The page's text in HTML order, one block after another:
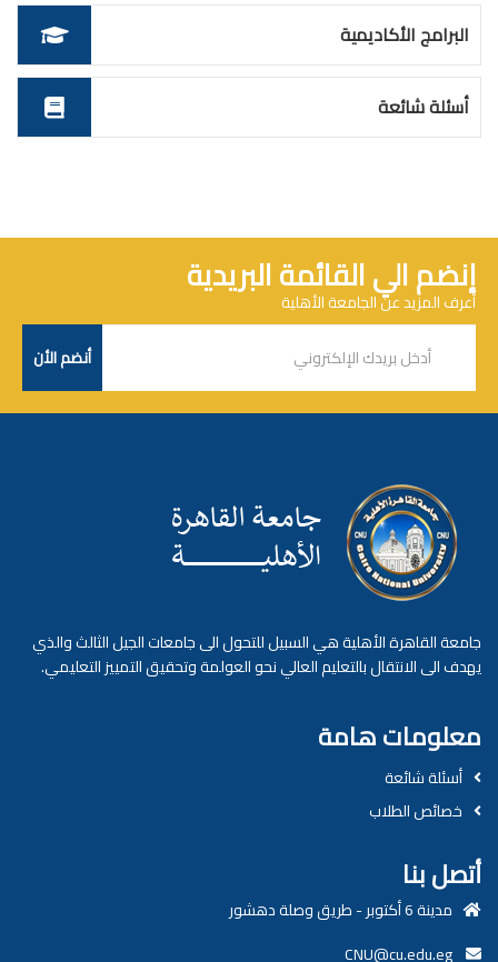
البرامج الأكاديمية
أسئلة شائعة
إنضم الي القائمة البريدية
أعرف المزيد عن الجامعة الأهلية
جامعة القاهرة الأهلية هي السبيل للتحول الى جامعات الجيل الثالث والذي
يهدف الى الانتقال بالتعليم العالي نحو العولمة وتحقيق التمييز التعليمي.
معلومات هامة
أسئلة شائعة
خصائص الطلاب
أتصل بنا
مدينة 6 أكتوبر - طريق وصلة دهشور
CNU@cu.edu.eg